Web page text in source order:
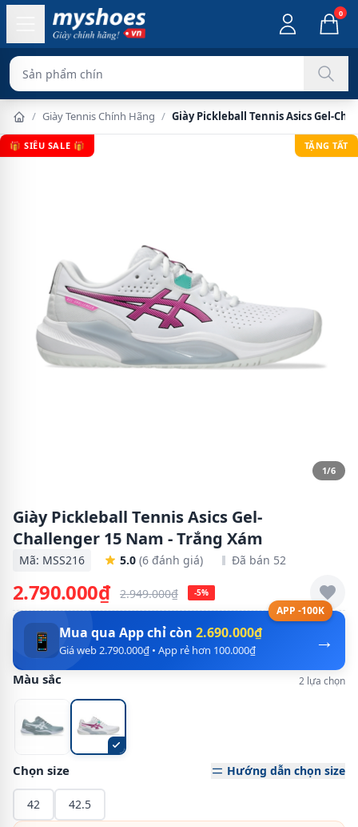
0
Sản phẩm chính hãng 100%
/ Giày Tennis Chính Hãng / Giày Pickleball Tennis Asics Gel-
🎁 SIÊU SALE 🎁 TẶNG TẤT
1/6
Giày Pickleball Tennis Asics Gel-
Challenger 15 Nam - Trắng Xám
Mã: MSS216 5.0 (6 đánh giá) Đã bán 52
2.790.000₫ 2.949.000₫ -5%
APP -100K
→
📱 Mua qua App chỉ còn 2.690.000₫
Giá web 2.790.000₫ • App rẻ hơn 100.000₫
Màu sắc 2 lựa chọn
Chọn size Hướng dẫn chọn size
42 42.5